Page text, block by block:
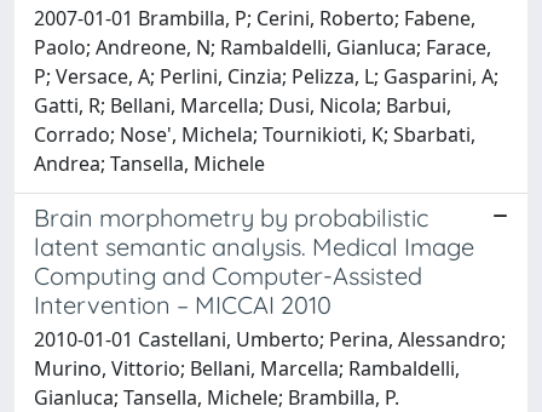
2007-01-01 Brambilla, P; Cerini, Roberto; Fabene,
Paolo; Andreone, N; Rambaldelli, Gianluca; Farace,
P; Versace, A; Perlini, Cinzia; Pelizza, L; Gasparini, A;
Gatti, R; Bellani, Marcella; Dusi, Nicola; Barbui,
Corrado; Nose', Michela; Tournikioti, K; Sbarbati,
Andrea; Tansella, Michele
Brain morphometry by probabilistic
latent semantic analysis. Medical Image
Computing and Computer-Assisted
Intervention – MICCAI 2010
2010-01-01 Castellani, Umberto; Perina, Alessandro;
Murino, Vittorio; Bellani, Marcella; Rambaldelli,
Gianluca; Tansella, Michele; Brambilla, P.